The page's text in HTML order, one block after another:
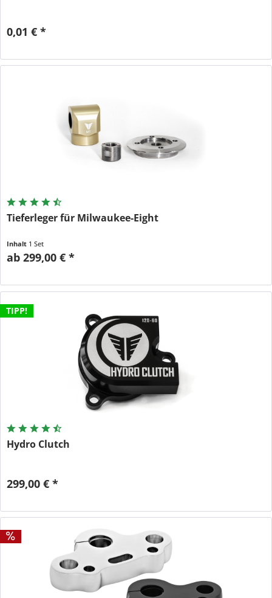
0,01 € *
Tieferleger für Milwaukee-Eight
Inhalt 1 Set
ab 299,00 € *
TIPP!
Hydro Clutch
299,00 € *